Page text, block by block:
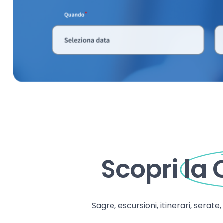
Scoprila
Sagre, escursioni, itinerari,